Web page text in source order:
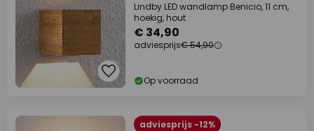
Lindby LED wandlamp Benicio, 11 cm,
hoekig, hout
€ 34,90
adviesprijs€ 54,90
Op voorraad
adviesprijs -12%